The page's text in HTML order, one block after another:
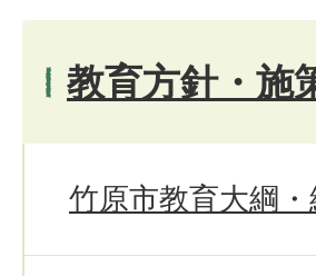
教育方針・施
竹原市教育大綱